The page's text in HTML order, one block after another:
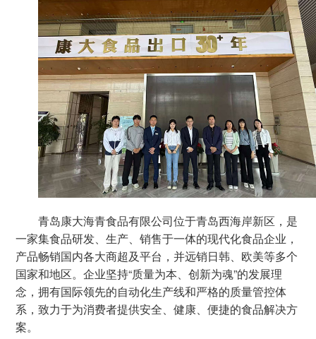
青岛康大海青食品有限公司位于青岛西海岸新区，是
一家集食品研发、生产、销售于一体的现代化食品企业，
产品畅销国内各大商超及平台，并远销日韩、欧美等多个
国家和地区。企业坚持“质量为本、创新为魂”的发展理
念，拥有国际领先的自动化生产线和严格的质量管控体
系，致力于为消费者提供安全、健康、便捷的食品解决方
案。